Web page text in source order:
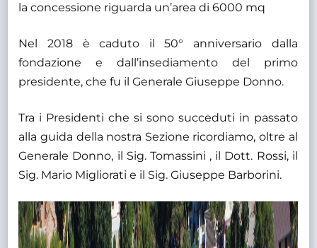
la concessione riguarda un’area di 6000 mq
Nel 2018 è caduto il 50° anniversario dalla
fondazione e dall’insediamento del primo
presidente, che fu il Generale Giuseppe Donno.
Tra i Presidenti che si sono succeduti in passato
alla guida della nostra Sezione ricordiamo, oltre al
Generale Donno, il Sig. Tomassini , il Dott. Rossi, il
Sig. Mario Migliorati e il Sig. Giuseppe Barborini.